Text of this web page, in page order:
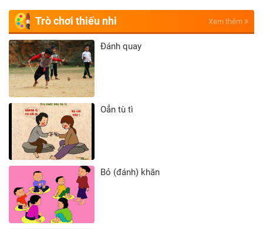
Trò chơi thiếu nhi Xem thêm
Đánh quay
Oẳn tù tì
Bỏ (đánh) khăn